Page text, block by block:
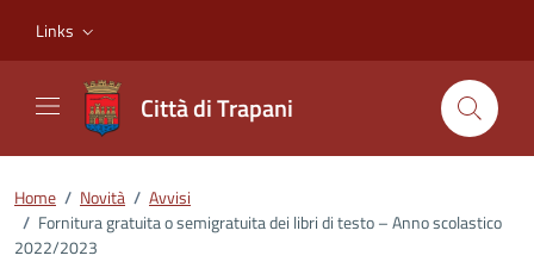
Links
Città di Trapani
Home / Novità / Avvisi
/ Fornitura gratuita o semigratuita dei libri di testo – Anno scolastico
2022/2023